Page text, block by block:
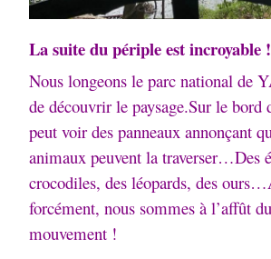
La suite du périple est incroyable !
Nous longeons le parc national de
de découvrir le paysage.Sur le bord
peut voir des panneaux annonçant
animaux peuvent la traverser…Des
crocodiles, des léopards, des
forcément, nous sommes à l’affût
mouvement !